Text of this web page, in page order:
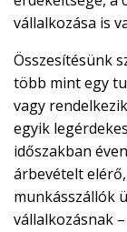
vállalkozása is
Összesítésünk
több mint egy
vagy
egyik
időszakban
árbevételt
munkásszállók
vállalkozásnak